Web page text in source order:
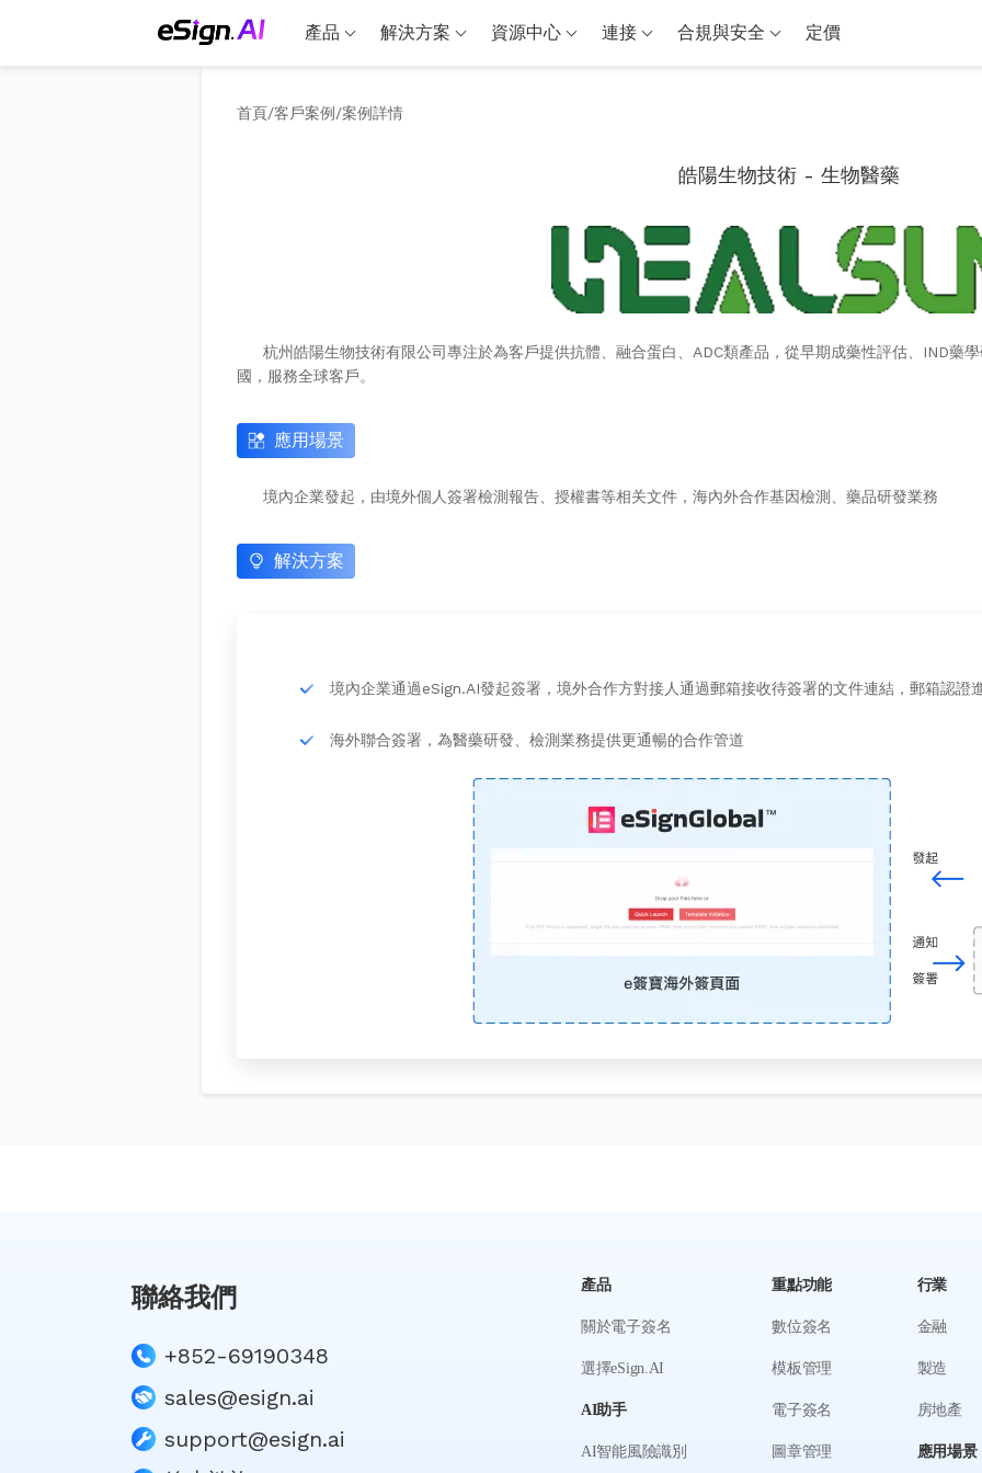
產品 解決方案 資源中心 連接 合規與安全 定價
首頁/客戶案例 /案例詳情
皓陽生物技術 - 生物醫藥
杭州皓陽生物技術有限公司專注於為客戶提供抗體、融合蛋白、ADC類產品，從早期成藥性評估、IND藥
國，服務全球客戶。
應用場景
境內企業發起，由境外個人簽署檢測報告、授權書等相关文件，海內外合作基因檢測、藥品研發業務
解決方案
境內企業通過eSign.AI發起簽署，境外合作方對接人通過郵箱接收待簽署的文件連結，郵箱認證
海外聯合簽署，為醫藥研發、檢測業務提供更通暢的合作管道
聯絡我們
+852-69190348
sales@esign.ai
support@esign.ai
產品
關於電子簽名
選擇eSign.AI
AI助手
AI智能風險識別
重點功能
數位簽名
模板管理
電子簽名
圖章管理
行業
金融
製造
房地產
應用場景